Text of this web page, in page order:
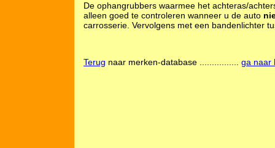
De ophangrubbers waarmee het achteras/
alleen goed te controleren wanneer u de auto
carrosserie. Vervolgens met een bandenlichter
Terug naar merken-database ................ ga naar